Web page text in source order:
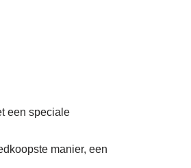
een speciale
manier, een